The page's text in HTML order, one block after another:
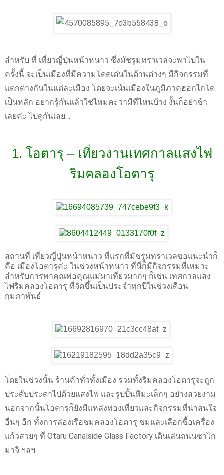
สำหรับ ที่ เที่ยวญี่ปุ่นหน้าหนาว ซึ่งมัชรูมทราเวลจะพาไปใน
ครั้งนี้ จะเป็นเมืองที่มีความโดดเด่นในด้านต่างๆ มีกิจกรรมที่
แตกต่างกันในแต่ละเมือง โดยจะเน้นเมืองในภูมิภาคฮอกไกโด
เป็นหลัก อยากรู้กันแล้วใช่ไหมคะว่ามีที่ไหนบ้าง งั้นก็อย่าช้า
เลยค่ะ ไปดูกันเลย…
1. โอตารุ – เที่ยวงานเทศกาลแสงไฟ
ริมคลองโอตารุ
สถานที่ เที่ยวญี่ปุ่นหน้าหนาว ที่แรกที่มัชรูมทราเวลขอแนะนำก็
คือ เมืองโอตารุค่ะ ในช่วงหน้าหนาว ที่นี่ก็มีกิจกรรมที่เหมาะ
สำหรับการพาคุณพ่อคุณแม่มาเที่ยวมากๆ ก็เช่น เทศกาลแสง
ไฟริมคลองโอตารุ ที่จัดขึ้นเป็นประจำทุกปีในช่วงเดือน
กุมภาพันธ์
โดยในช่วงนั้น ร้านค้าทั่วทั้งเมือง รวมทั้งริมคลองโอตารุจะถูก
ประดับประดาไปด้วยแสงไฟ และรูปปั้นหิมะเล็กๆ อย่างสวยงาม
นอกจากนั้นโอตารุก็ยังมีแหล่งท่องเที่ยวและกิจกรรมที่น่าสนใจ
อื่นๆ อีก ทั้งการล่องเรือชมคลองโอตารุ ชมและเลือกซื้อเครื่อง
แก้วสวยๆ ที่ Otaru Canalside Glass Factory เดินเล่นถนนซาไก
มาจิ ฯลฯ